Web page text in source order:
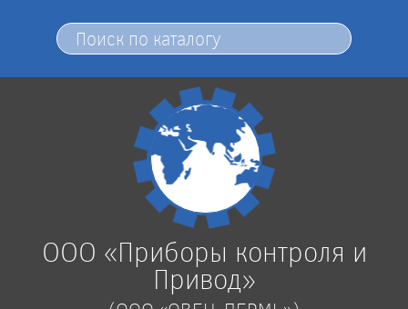
ООО «Приборы контроля и
Привод»